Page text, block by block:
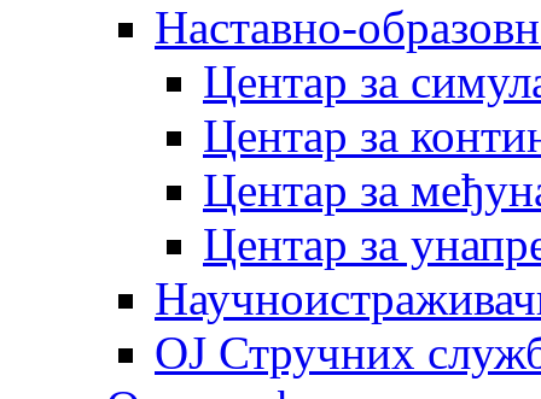
Наставно-
Центар за
Центар за
Центар за
Центар за
OJ Стручних